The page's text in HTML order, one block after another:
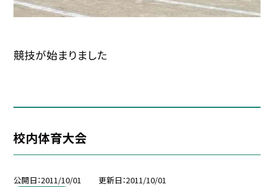
競技が始まりました
校内体育大会
公開日 2011/10/01 更新日 2011/10/01